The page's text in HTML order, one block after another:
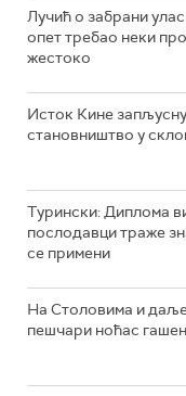
Лучић о забрани
опет требао неки
жестоко
Исток Кине
становништво у
Турински: Диплома
послодавци траже
се примени
На Столовима и
пешчари ноћас